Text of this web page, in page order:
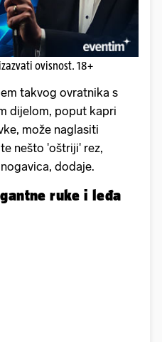
ovisnost. 18+
takvog ovratnika s
dijelom, poput kapri
može naglasiti
nešto 'oštriji' rez,
dodaje.
ruke i leđa